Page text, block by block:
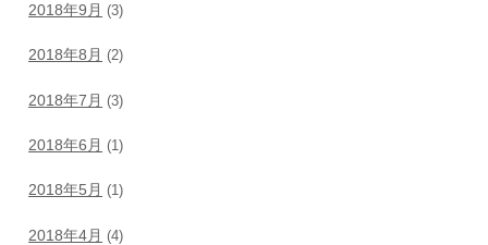
2018年9月 (3)
2018年8月 (2)
2018年7月 (3)
2018年6月 (1)
2018年5月 (1)
2018年4月 (4)